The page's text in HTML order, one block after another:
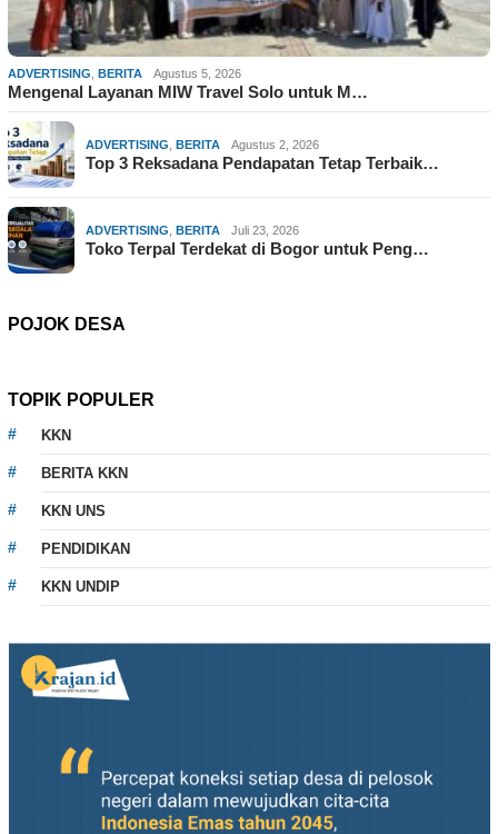
ADVERTISING, BERITA Agustus 5, 2026
Mengenal Layanan MIW Travel Solo untuk M…
ADVERTISING, BERITA Agustus 2, 2026
Top 3 Reksadana Pendapatan Tetap Terbaik…
ADVERTISING, BERITA Juli 23, 2026
Toko Terpal Terdekat di Bogor untuk Peng…
POJOK DESA
TOPIK POPULER
KKN
BERITA KKN
KKN UNS
PENDIDIKAN
KKN UNDIP